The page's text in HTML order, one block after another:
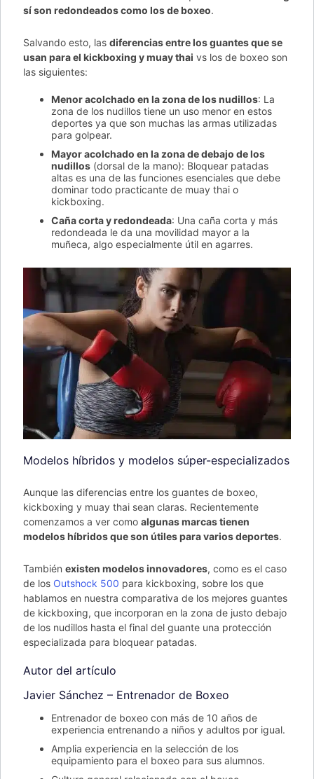
sí son redondeados como los de boxeo.
Salvando esto, las diferencias entre los guantes que se
usan para el kickboxing y muay thai vs los de boxeo son
las siguientes:
Menor acolchado en la zona de los nudillos: La
zona de los nudillos tiene un uso menor en estos
deportes ya que son muchas las armas utilizadas
para golpear.
Mayor acolchado en la zona de debajo de los
nudillos (dorsal de la mano): Bloquear patadas
altas es una de las funciones esenciales que debe
dominar todo practicante de muay thai o
kickboxing.
Caña corta y redondeada: Una caña corta y más
redondeada le da una movilidad mayor a la
muñeca, algo especialmente útil en agarres.
Modelos híbridos y modelos súper-especializados
Aunque las diferencias entre los guantes de boxeo,
kickboxing y muay thai sean claras. Recientemente
comenzamos a ver como algunas marcas tienen
modelos híbridos que son útiles para varios deportes.
También existen modelos innovadores, como es el caso
de los Outshock 500 para kickboxing, sobre los que
hablamos en nuestra comparativa de los mejores guantes
de kickboxing, que incorporan en la zona de justo debajo
de los nudillos hasta el final del guante una protección
especializada para bloquear patadas.
Autor del artículo
Javier Sánchez – Entrenador de Boxeo
Entrenador de boxeo con más de 10 años de
experiencia entrenando a niños y adultos por igual.
Amplia experiencia en la selección de los
equipamiento para el boxeo para sus alumnos.